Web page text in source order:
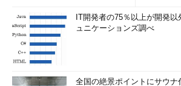
IT開発者の75％以上が開発以
ュニケーションズ調べ
全国の絶景ポイントにサウナ